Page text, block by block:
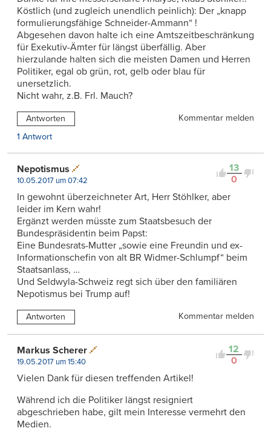
Köstlich (und zugleich unendlich peinlich): Der „knapp
formulierungsfähige Schneider-Ammann“ !
Abgesehen davon halte ich eine Amtszeitbeschränkung
für Exekutiv-Ämter für längst überfällig. Aber
hierzulande halten sich die meisten Damen und Herren
Politiker, egal ob grün, rot, gelb oder blau für
unersetzlich.
Nicht wahr, z.B. Frl. Mauch?
Antworten
Kommentar melden
1 Antwort
13
0
Nepotismus
10.05.2017 um 07:42
In gewohnt überzeichneter Art, Herr Stöhlker, aber
leider im Kern wahr!
Ergänzt werden müsste zum Staatsbesuch der
Bundespräsidentin beim Papst:
Eine Bundesrats-Mutter „sowie eine Freundin und ex-
Informationschefin von alt BR Widmer-Schlumpf“ beim
Staatsanlass, …
Und Seldwyla-Schweiz regt sich über den familiären
Nepotismus bei Trump auf!
Antworten Kommentar melden
12
0
Markus Scherer
19.05.2017 um 15:40
Vielen Dank für diesen treffenden Artikel!
Während ich die Politiker längst resigniert
abgeschrieben habe, gilt mein Interesse vermehrt den
Medien.